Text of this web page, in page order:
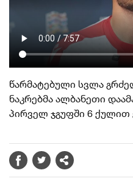
წარმატებული სვლა
ნაკრებმა ალბანეთი
პირველ ჯგუფში 6